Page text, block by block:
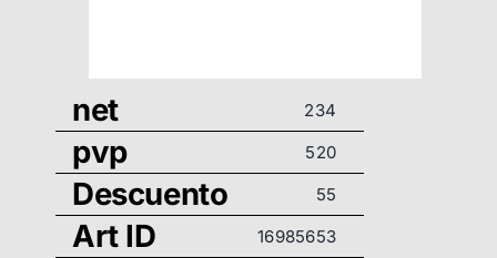
net 234
pvp 520
Descuento 55
Art ID 16985653